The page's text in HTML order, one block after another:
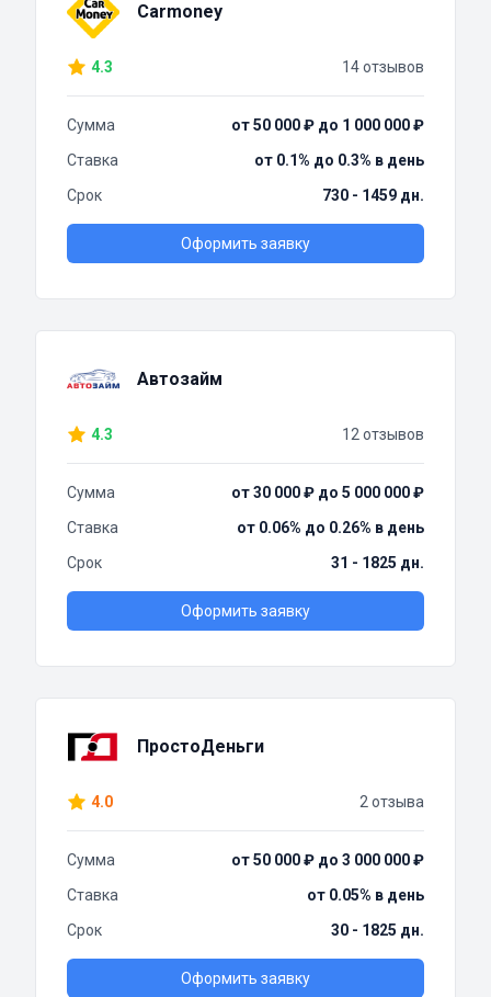
Carmoney
4.3 14 отзывов
Сумма
от 50 000 ₽ до 1 000 000 ₽
Ставка
от 0.1% до 0.3% в день
Срок
730 - 1459 дн.
Оформить заявку
Автозайм
4.3 12 отзывов
Сумма
от 30 000 ₽ до 5 000 000 ₽
Ставка
от 0.06% до 0.26% в день
Срок
31 - 1825 дн.
Оформить заявку
ПростоДеньги
4.0 2 отзыва
Сумма
от 50 000 ₽ до 3 000 000 ₽
Ставка
от 0.05% в день
Срок
30 - 1825 дн.
Оформить заявку